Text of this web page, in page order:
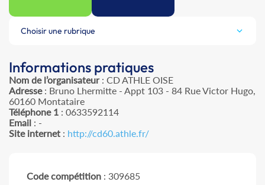
Choisir une rubrique
Informations pratiques
Nom de l’organisateur: CD ATHLE OISE
Adresse: Bruno Lhermitte - Appt 103 - 84 Rue Victor Hugo,
60160 Montataire
Téléphone 1 : 0633592114
Email : -
Site internet : http://cd60.athle.fr/
Code compétition : 309685